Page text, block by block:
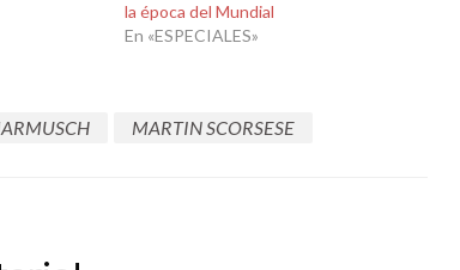
la época del Mundial
En «ESPECIALES»
MARTIN SCORSESE